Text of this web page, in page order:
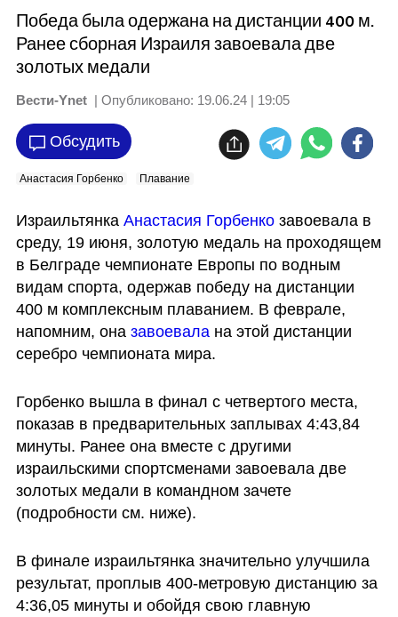
Победа была одержана на дистанции 400 м.
Ранее сборная Израиля завоевала две
золотых медали
Вести-Ynet | Опубликовано: 19.06.24 | 19:05
Обсудить
Анастасия Горбенко Плавание
Израильтянка Анастасия Горбенко завоевала в
среду, 19 июня, золотую медаль на проходящем
в Белграде чемпионате Европы по водным
видам спорта, одержав победу на дистанции
400 м комплексным плаванием. В феврале,
напомним, она завоевала на этой дистанции
серебро чемпионата мира.
Горбенко вышла в финал с четвертого места,
показав в предварительных заплывах 4:43,84
минуты. Ранее она вместе с другими
израильскими спортсменами завоевала две
золотых медали в командном зачете
(подробности см. ниже).
В финале израильтянка значительно улучшила
результат, проплыв 400-метровую дистанцию за
4:36,05 минуты и обойдя свою главную